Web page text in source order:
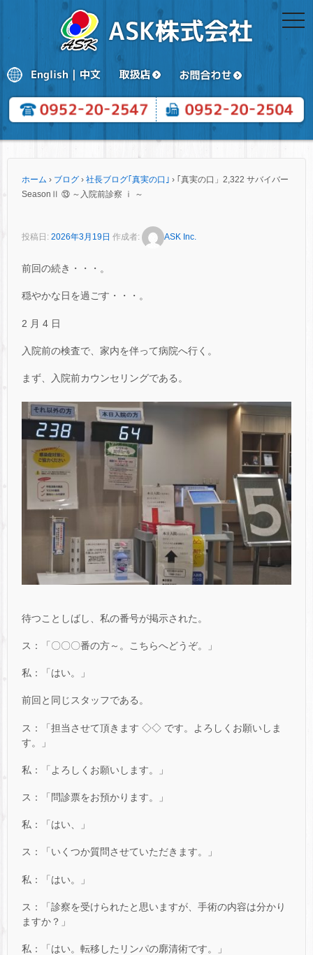
ホーム › ブログ › 社長ブログ｢真実の口｣ › ｢真実の口」2,322 サバイバー
SeasonⅡ ⑬ ～入院前診察 ⅰ ～
投稿日: 2026年3月19日 作成者: ASK Inc.
前回の続き・・・。
穏やかな日を過ごす・・・。
2 月 4 日
入院前の検査で、家内を伴って病院へ行く。
まず、入院前カウンセリングである。
待つことしばし、私の番号が掲示された。
ス：「〇〇〇番の方～。こちらへどうぞ。」
私：「はい。」
前回と同じスタッフである。
ス：「担当させて頂きます ◇◇ です。よろしくお願いしま
す。」
私：「よろしくお願いします。」
ス：「問診票をお預かります。」
私：「はい、」
ス：「いくつか質問させていただきます。」
私：「はい。」
ス：「診察を受けられたと思いますが、手術の内容は分かり
ますか？」
私：「はい。転移したリンパの廓清術です。」